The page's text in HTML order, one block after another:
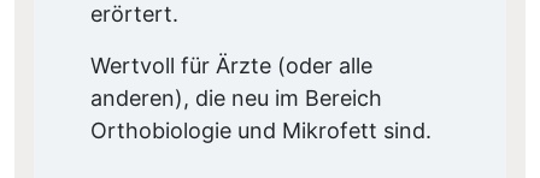
erörtert.
Wertvoll für Ärzte (oder alle
anderen), die neu im Bereich
Orthobiologie und Mikrofett sind.